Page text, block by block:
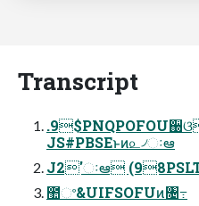
Transcript
JS#PBSEͱͷ௨৴ઃఆ
J2'ઃఆ
಺ଂ&UIFSOFUͷ৔߹